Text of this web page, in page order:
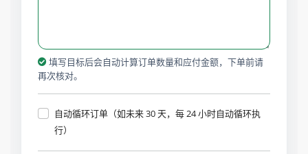
填写目标后会自动计算订单数量和应付金额，下单前请
再次核对。
自动循环订单（如未来 30 天，每 24 小时自动循环执
行）